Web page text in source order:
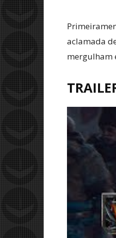
aclamada
mergulham